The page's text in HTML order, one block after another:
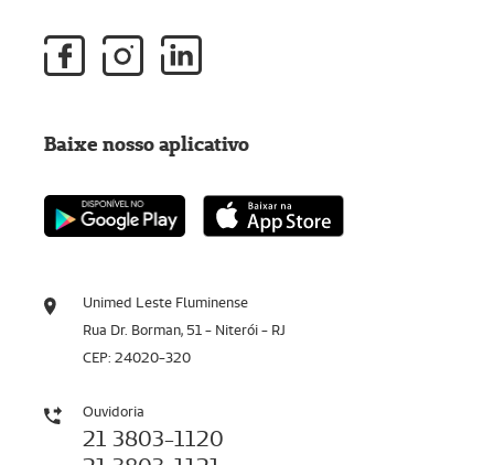
Unimed Leste Fluminense
Rua Dr. Borman, 51 - Niterói - RJ
CEP: 24020-320
Ouvidoria
21 3803-1120
Baixe nosso aplicativo